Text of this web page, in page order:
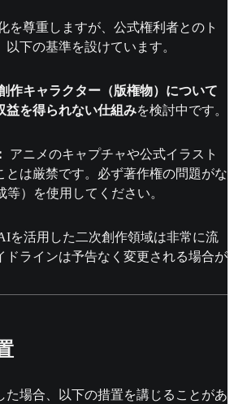
を尊重しますが、公式権利者とのト
下の基準を設けています。
作キャラクター（版権物）について
益を得られない仕組みを検討中です。
アニメのキャプチャや公式イラスト
とは厳禁です。必ず著作権の問題がな
）を使用してください。
を活用した二次創作領域は非常に流
ドラインは予告なく変更される場合が
た場合、以下の措置を講じることがあ